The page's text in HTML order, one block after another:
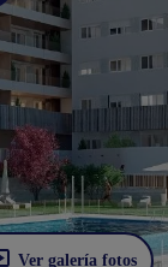
Ver galería fotos